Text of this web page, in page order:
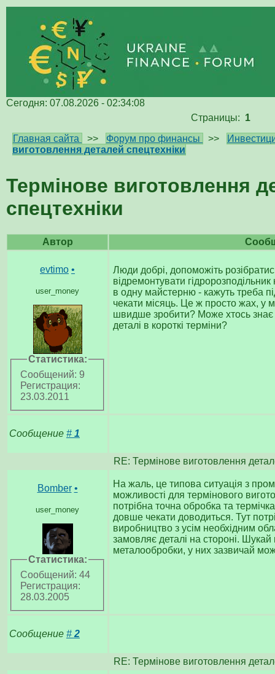
Сегодня: 07.08.2026 - 02:34:08
Страницы: 1
Главная сайта
>> Форум про финансы >>
виготовлення деталей спецтехніки
Термінове виготовлення
спецтехніки
Автор
evtimo •
user_money
Статистика:
Сообщений: 9
Регистрация:
23.03.2011
Люди добрі, допоможіть
відремонтувати
в одну майстерню - кажуть треба
чекати місяць. Це ж просто жах, у
швидше зробити? Може хтось знає
деталі в короткі терміни?
Сообщение # 1
RE: Термінове виготовлення
Bomber •
user_money
Статистика:
Сообщений: 44
Регистрация:
28.03.2005
На жаль, це типова ситуація з
можливості для термінового
потрібна точна обробка та
довше чекати доводиться. Тут
виробництво з усім необхідним
замовляє деталі на стороні.
металообробки, у них зазвичай
Сообщение # 2
RE: Термінове виготовлення